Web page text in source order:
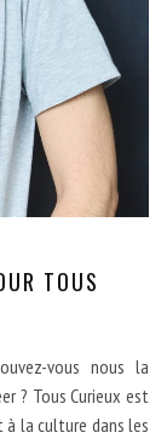
TOUS
vous nous la
? Tous Curieux est
à la culture dans les